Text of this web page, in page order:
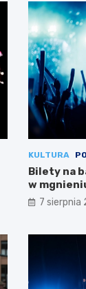
KULTURA
Bilety na
w
7 sierpnia